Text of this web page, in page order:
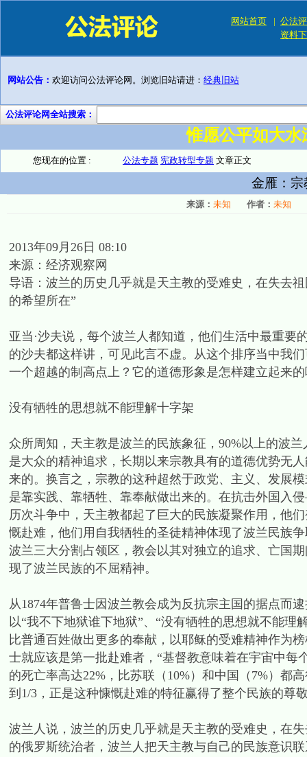
网站首页 | 公法
资料
网站公告： 欢迎访问公法评论网。浏览旧站请进： 经典旧站
公法评论网全站搜索：
惟愿公平如大
您现在的位置 : 公法专题 宪政转型专题 文章正文
金雁：
来源： 未知 作者： 未知
2013年09月26日 08:10
来源：经济观察网
导语：波兰的历史几乎就是天主教的受难史，在失去
的希望所在”
亚当·沙夫说，每个波兰人都知道，他们生活中最重
的沙夫都这样讲，可见此言不虚。从这个排序当中我
一个超越的制高点上？它的道德形象是怎样建立起来
没有牺牲的思想就不能理解十字架
众所周知，天主教是波兰的民族象征，90%以上的波
是大众的精神追求，长期以来宗教具有的道德优势无
来的。换言之，宗教的这种超然于政党、主义、发展
是靠实践、靠牺牲、靠奉献做出来的。在抗击外国
历次斗争中，天主教都起了巨大的民族凝聚作用，他
慨赴难，他们用自我牺牲的圣徒精神体现了波兰民族
波兰三大分割占领区，教会以其对独立的追求、亡国
现了波兰民族的不屈精神。
从1874年普鲁士因波兰教会成为反抗宗主国的据点而
以“我不下地狱谁下地狱”、“没有牺牲的思想就不能
比普通百姓做出更多的奉献，以耶稣的受难精神作为
士就应该是第一批赴难者，“基督教意味着在宇宙中每
的死亡率高达22%，比苏联（10%）和中国（7%）都
到1/3，正是这种慷慨赴难的特征赢得了整个民族的尊
波兰人说，波兰的历史几乎就是天主教的受难史，在
的俄罗斯统治者，波兰人把天主教与自己的民族意识